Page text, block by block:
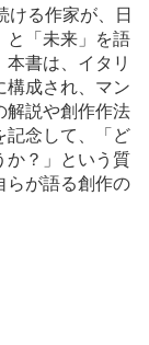
ける作家が、日
と「未来」を語
本書は、イタリ
構成され、マン
解説や創作作法
記念して、「ど
か？」という質
らが語る創作の